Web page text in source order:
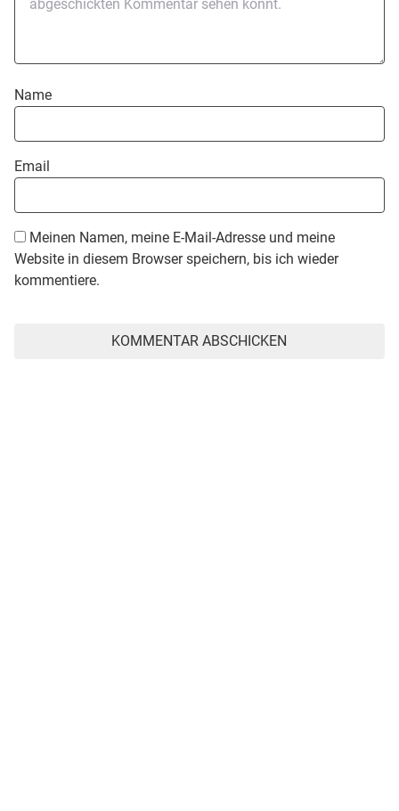
Name
Email
Meinen Namen, meine E-Mail-Adresse und meine
Website in diesem Browser speichern, bis ich wieder
kommentiere.